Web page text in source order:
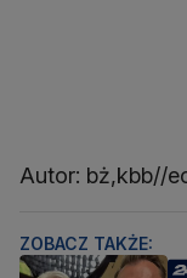
Autor: bż,kbb//
ZOBACZ TAKŻE: